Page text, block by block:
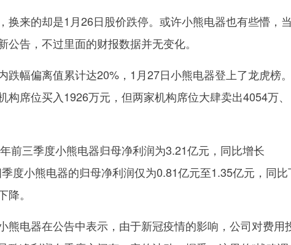
换来的却是1月26日股价跌停。或许小熊电器也有些懵，当
告，不过里面的财报数据并无变化。
跌幅偏离值累计达20%，1月27日小熊电器登上了龙虎榜。
构席位买入1926万元，但两家机构席位大肆卖出4054万、
前三季度小熊电器归母净利润为3.21亿元，同比增长
度小熊电器的归母净利润仅为0.81亿元至1.35亿元，同比
。
熊电器在公告中表示，由于新冠疫情的影响，公司对费用